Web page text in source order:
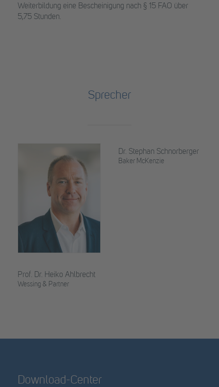
Weiterbildung eine Bescheinigung nach § 15 FAO über
5,75 Stunden.
Sprecher
Prof. Dr. Heiko Ahlbrecht
Wessing & Partner
Dr. Stephan Schnorberger
Baker McKenzie
Download-Center